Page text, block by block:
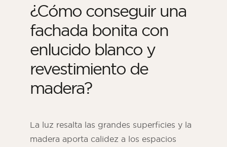
¿Cómo conseguir una
fachada bonita con
enlucido blanco y
revestimiento de
madera?
La luz resalta las grandes superficies y la
madera aporta calidez a los espacios